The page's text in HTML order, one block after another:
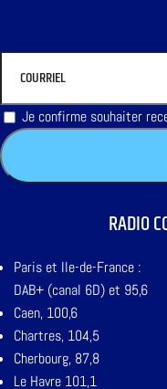
Je confirme souhaiter
RADIO
Paris et Ile-de-France :
DAB+ (canal 6D) et 95,6
Caen, 100,6
Chartres, 104,5
Cherbourg, 87,8
Le Havre 101,1